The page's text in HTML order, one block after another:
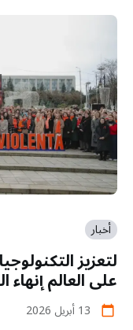
أخبار
لتعزيز
على العالم
calendar_today 13 أبريل 2026